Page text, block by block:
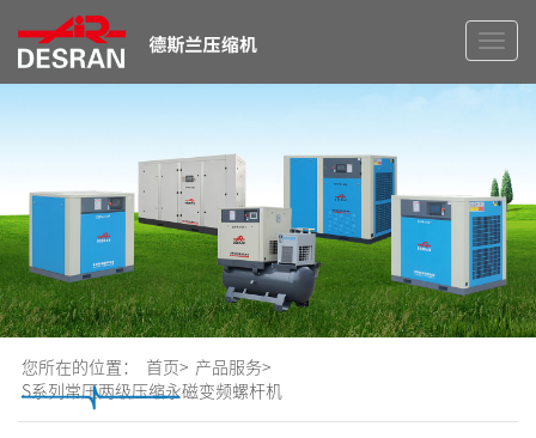
切
您所在的位置： 首页> 产品服务>
S系列常压两级压缩永磁变频螺杆机